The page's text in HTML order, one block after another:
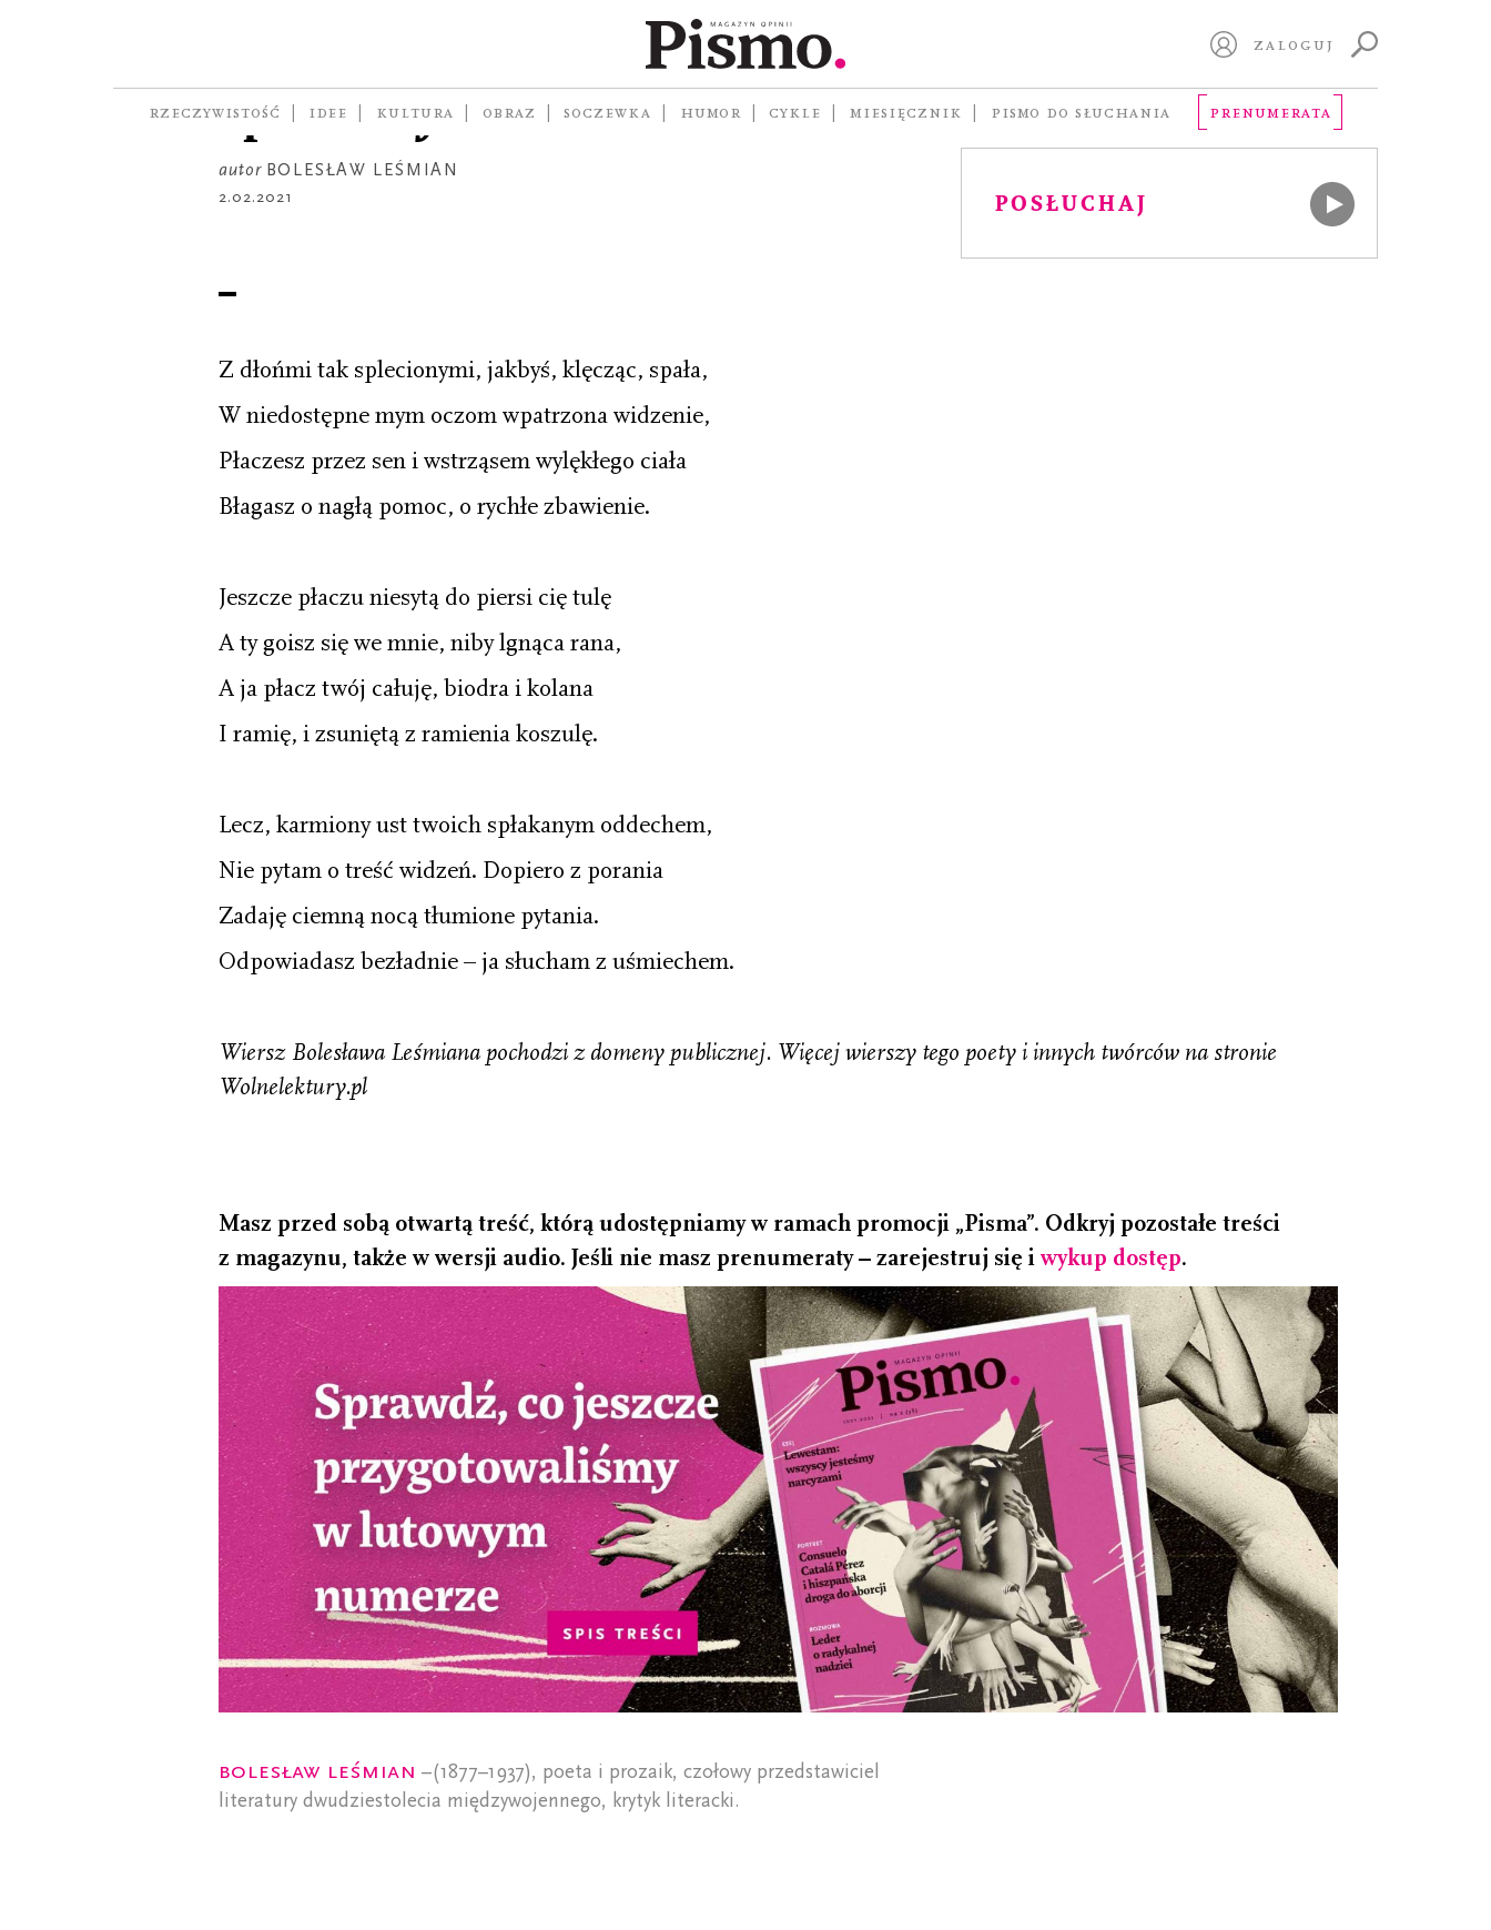
ZALOGUJ
RZECZYWISTOŚĆ IDEE KULTURA OBRAZ SOCZEWKA HUMOR CYKLE MIESIĘCZNIK PISMO DO SŁUCHANIA PRENUMERATA
splecionymi...
autor BOLESŁAW LEŚMIAN
2.02.2021
WERSJA AUDIO
POSŁUCHAJ
Z dłońmi tak splecionymi, jakbyś, klęcząc, spała,
W niedostępne mym oczom wpatrzona widzenie,
Płaczesz przez sen i wstrząsem wylękłego ciała
Błagasz o nagłą pomoc, o rychłe zbawienie.
Jeszcze płaczu niesytą do piersi cię tulę
A ty goisz się we mnie, niby lgnąca rana,
A ja płacz twój całuję, biodra i kolana
I ramię, i zsuniętą z ramienia koszulę.
Lecz, karmiony ust twoich spłakanym oddechem,
Nie pytam o treść widzeń. Dopiero z porania
Zadaję ciemną nocą tłumione pytania.
Odpowiadasz bezładnie – ja słucham z uśmiechem.
Wiersz Bolesława Leśmiana pochodzi z domeny publicznej. Więcej wierszy tego poety i innych twórców na stronie
Wolnelektury.pl
Masz przed sobą otwartą treść, którą udostępniamy w ramach promocji „Pisma”. Odkryj pozostałe treści
z magazynu, także w wersji audio. Jeśli nie masz prenumeraty – zarejestruj się i wykup dostęp.
Bolesław Leśmian –(1877–1937), poeta i prozaik, czołowy przedstawiciel
literatury dwudziestolecia międzywojennego, krytyk literacki.